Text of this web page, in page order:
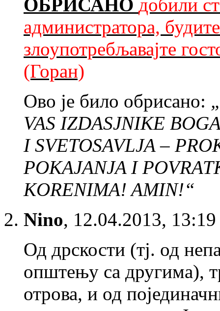
ОБРИСАНО добили
администратора,
злоупотребљавајте
(Горан)
Ово је било обрисано:
VAS IZDASJNIKE
I SVETOSAVLJA –
POKAJANJA I
KORENIMA! AMIN!“
Nino, 12.04.2013, 13:19
Од дрскости (тј. од
општењу са другима),
отрова, и од